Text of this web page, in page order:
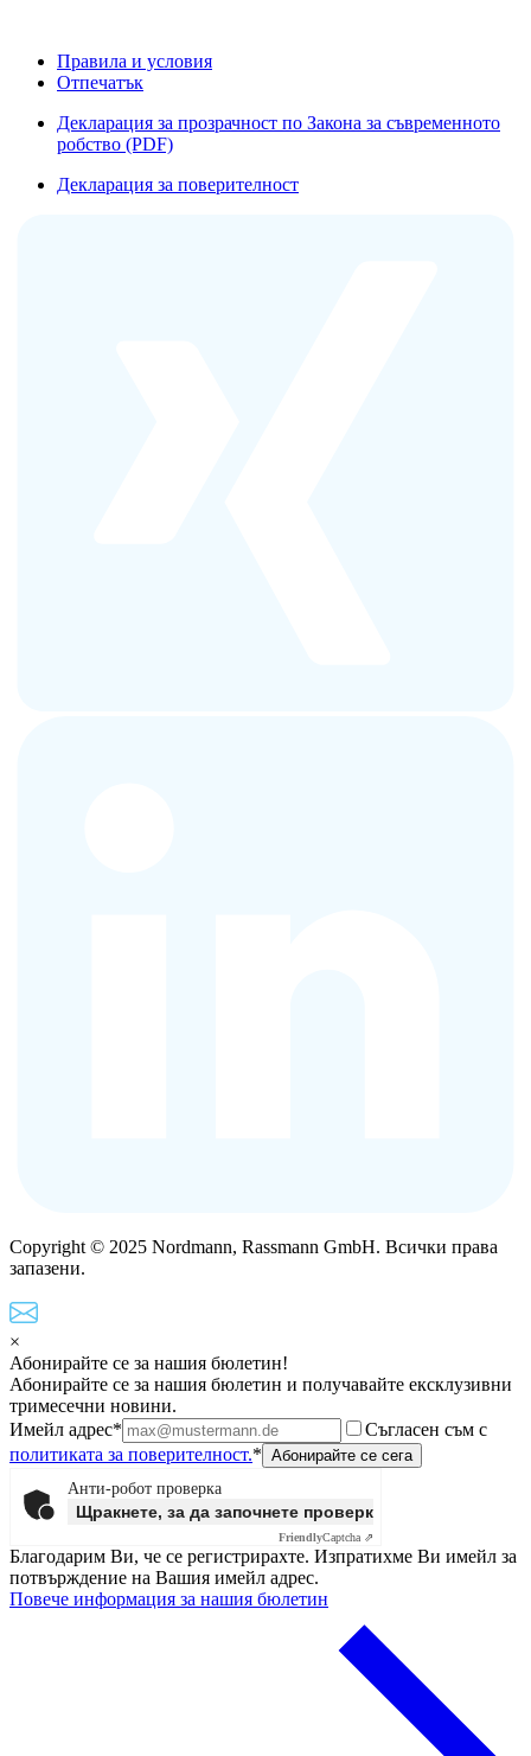
Правила и условия
Отпечатък
Декларация за прозрачност по Закона за съвременното
робство (PDF)
Декларация за поверителност
Copyright © 2025 Nordmann, Rassmann GmbH. Всички права
запазени.
×
Абонирайте се за нашия бюлетин!
Абонирайте се за нашия бюлетин и получавайте ексклузивни
тримесечни новини.
Имейл адрес*
Съгласен съм с
политиката за поверителност.*
Анти-робот проверка
Щракнете, за да започнете проверката
FriendlyCaptcha ⇗
Благодарим Ви, че се регистрирахте. Изпратихме Ви имейл за
потвърждение на Вашия имейл адрес.
Повече информация за нашия бюлетин